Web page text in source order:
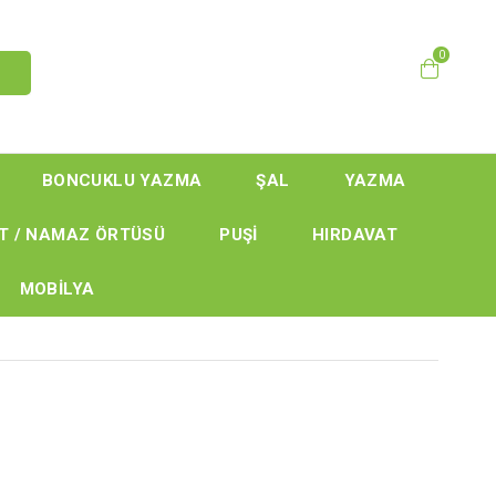
0
BONCUKLU YAZMA ŞAL YAZMA
/ NAMAZ ÖRTÜSÜ PUŞİ HIRDAVAT
MOBİLYA